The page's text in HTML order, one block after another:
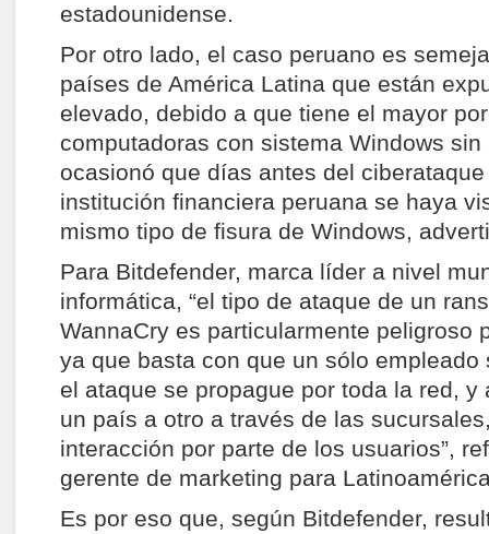
estadounidense.
Por otro lado, el caso peruano es
países de América Latina que están
elevado, debido a que tiene el mayor
computadoras con sistema Windows
ocasionó que días antes del
institución financiera peruana se haya
mismo tipo de fisura de Windows,
Para Bitdefender, marca líder a nivel
informática, “el tipo de ataque de un
WannaCry es particularmente peligroso
ya que basta con que un sólo empleado
el ataque se propague por toda la red, y
un país a otro a través de las
interacción por parte de los usuarios”,
gerente de marketing para
Es por eso que, según Bitdefender,